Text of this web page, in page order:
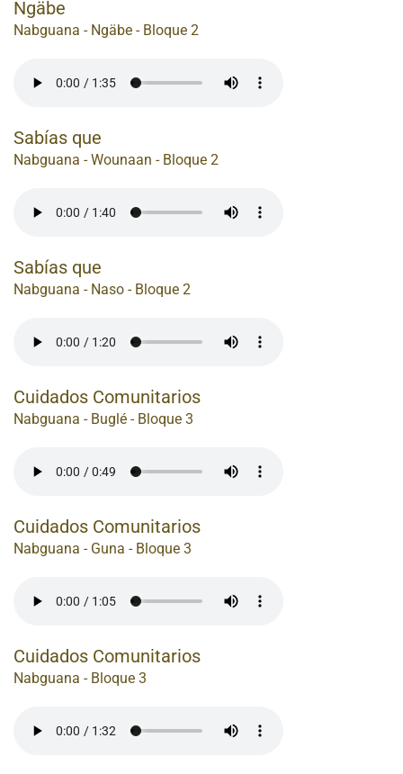
Ngäbe
Nabguana - Ngäbe - Bloque 2
Sabías que
Nabguana - Wounaan - Bloque 2
Sabías que
Nabguana - Naso - Bloque 2
Cuidados Comunitarios
Nabguana - Buglé - Bloque 3
Cuidados Comunitarios
Nabguana - Guna - Bloque 3
Cuidados Comunitarios
Nabguana - Bloque 3